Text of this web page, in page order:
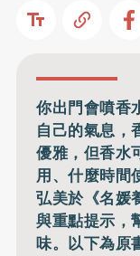
你出門會噴香
自己的氣息，
優雅，但香水
用、什麼時間
弘美於《名媛
與重點提示，
味。以下為原